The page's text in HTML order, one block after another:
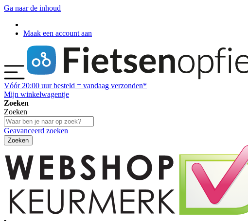
Ga naar de inhoud
Maak een account aan
Vóór 20:00 uur besteld = vandaag verzonden*
Mijn winkelwagentje
Zoeken
Zoeken
Geavanceerd zoeken
Zoeken